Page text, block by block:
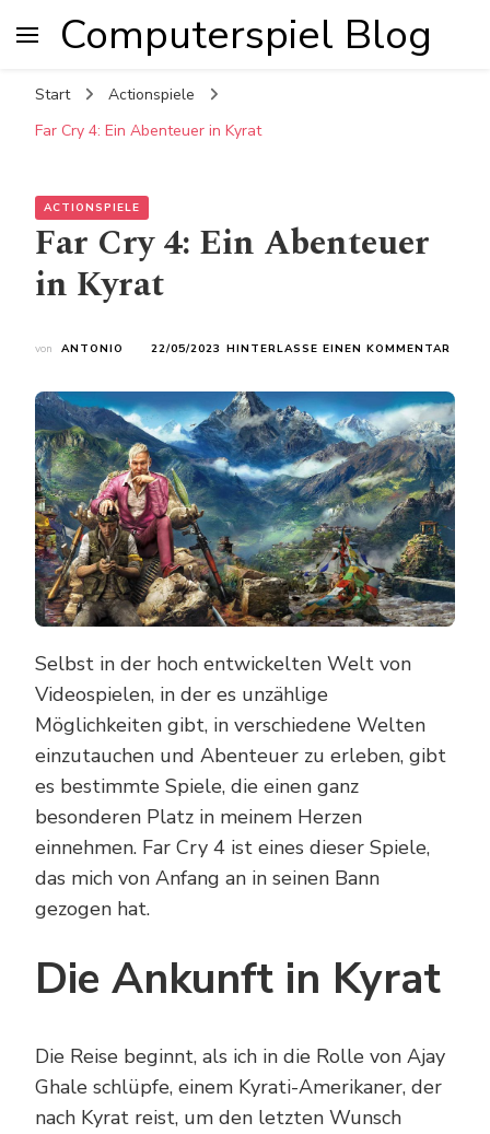
Computerspiel Blog
Start
Actionspiele
Far Cry 4: Ein Abenteuer in Kyrat
ACTIONSPIELE
Far Cry 4: Ein Abenteuer
in Kyrat
von ANTONIO 22/05/2023 HINTERLASSE EINEN KOMMENTAR
4:
EIN
IN
Selbst in der hoch entwickelten Welt von
Videospielen, in der es unzählige
Möglichkeiten gibt, in verschiedene Welten
einzutauchen und Abenteuer zu erleben, gibt
es bestimmte Spiele, die einen ganz
besonderen Platz in meinem Herzen
einnehmen. Far Cry 4 ist eines dieser Spiele,
das mich von Anfang an in seinen Bann
gezogen hat.
Die Ankunft in Kyrat
Die Reise beginnt, als ich in die Rolle von Ajay
Ghale schlüpfe, einem Kyrati-Amerikaner, der
nach Kyrat reist, um den letzten Wunsch